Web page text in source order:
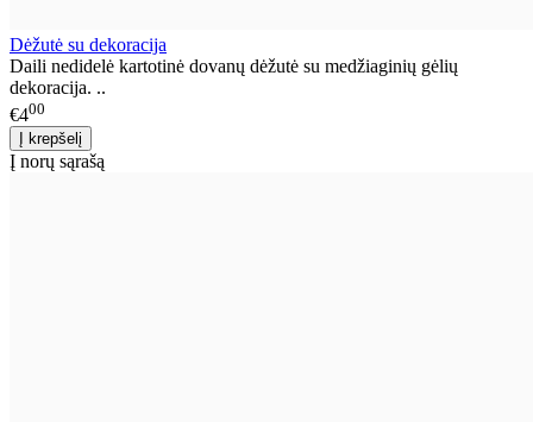
Dėžutė su dekoracija
Daili nedidelė kartotinė dovanų dėžutė su medžiaginių gėlių
dekoracija. ..
€400
Į norų sąrašą